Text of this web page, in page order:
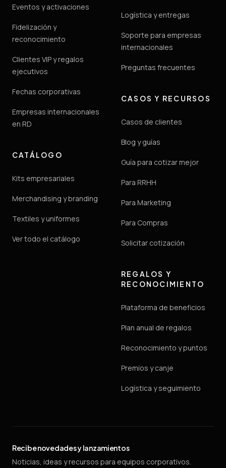
Eventos y activaciones
Fidelización y
reconocimiento
Clientes VIP y regalos
ejecutivos
Fechas corporativas
Empresas internacionales
en RD
CATÁLOGO
Kits empresariales
Merchandising y branding
Textiles y uniformes
Ver todo el catálogo
Logística y entregas
Soporte para empresas
internacionales
Preguntas frecuentes
CASOS Y RECURSOS
Casos de clientes
Blog y guías
Guía para cotizar mejor
Para RRHH
Para Marketing
Para Compras
Solicitar cotización
REGALOS Y
RECONOCIMIENTO
Plataforma de beneficios
Plan anual de regalos
Reconocimiento y puntos
Premios y canje
Logística y seguimiento
Recibe novedades y lanzamientos
Noticias, ideas y recursos para equipos corporativos.